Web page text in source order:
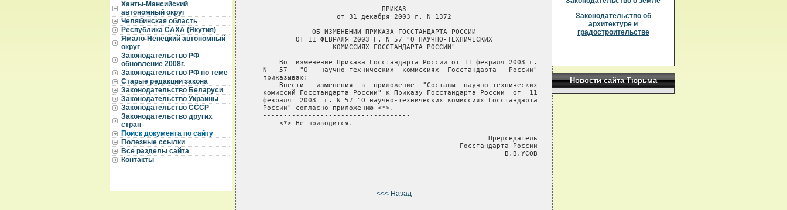
Ханты-Мансийский
автономный округ
Челябинская область
Республика САХА (Якутия)
Ямало-Ненецкий автономный
округ
Законодательство РФ
обновление 2008г.
Законодательство РФ по теме
Старые редакции закона
Законодательство Беларуси
Законодательство Украины
Законодательство СССР
Законодательство других
стран
Поиск документа по сайту
Полезные ссылки
Все разделы сайта
Контакты
                                ПРИКАЗ
                     от 31 декабря 2003 г. N 1372
               ОБ ИЗМЕНЕНИИ ПРИКАЗА ГОССТАНДАРТА РОССИИ
           ОТ 11 ФЕВРАЛЯ 2003 Г. N 57 "О НАУЧНО-ТЕХНИЧЕСКИХ
                    КОМИССИЯХ ГОССТАНДАРТА РОССИИ"
       Во  изменение Приказа Госстандарта России от 11 февраля 2003 г.
   N   57   "О   научно-технических  комиссиях  Госстандарта   России"
   приказываю:
       Внести   изменения  в  приложение  "Составы  научно-технических
   комиссий Госстандарта России" к Приказу Госстандарта России  от  11
   февраля  2003  г. N 57 "О научно-технических комиссиях Госстандарта
   России" согласно приложению <*>.
   ------------------------------------
       <*> Не приводится.
                                                          Председатель
                                                   Госстандарта России
                                                              В.В.УСОВ
<<< Назад
Законодательство об
архитектуре и
градостроительстве
Новости сайта Тюрьма